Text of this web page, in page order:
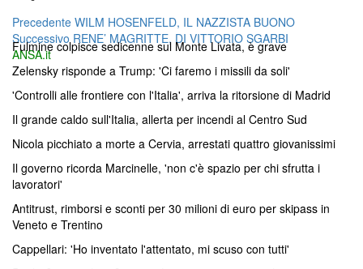
Navigazione
articoli
Precedente Articolo
precedente:
WILM HOSENFELD, IL NAZZISTA BUONO
Successivo Articolo
successivo:
RENE’ MAGRITTE, DI VITTORIO SGARBI
ANSA.it
Fulmine colpisce sedicenne sul Monte Livata, è grave
Zelensky risponde a Trump: 'Ci faremo i missili da soli'
'Controlli alle frontiere con l'Italia', arriva la ritorsione di Madrid
Il grande caldo sull'Italia, allerta per incendi al Centro Sud
Nicola picchiato a morte a Cervia, arrestati quattro giovanissimi
Il governo ricorda Marcinelle, 'non c'è spazio per chi sfrutta i
lavoratori'
Antitrust, rimborsi e sconti per 30 milioni di euro per skipass in
Veneto e Trentino
Cappellari: 'Ho inventato l'attentato, mi scuso con tutti'